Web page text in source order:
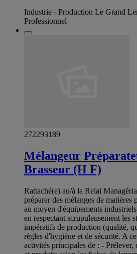
Industrie - Production Le Grand
Professionnel
272293189
Mélangeur
Brasseur (H F)
Rattaché(e) au/à la Relai
préparer des mélanges de matières
au moyen d'équipements
en respectant scrupuleusement les
impératifs de production (qualité,
règles d'hygiène et de sécurité. A
activités principales de : - Prélever,